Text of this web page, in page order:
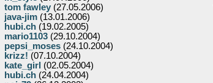
tom fawley (27.05.2006)
java-jim (13.01.2006)
hubi.ch (19.02.2005)
mario1103 (29.10.2004)
pepsi_moses (24.10.2004)
krizz! (07.10.2004)
kate_girl (02.05.2004)
hubi.ch (24.04.2004)